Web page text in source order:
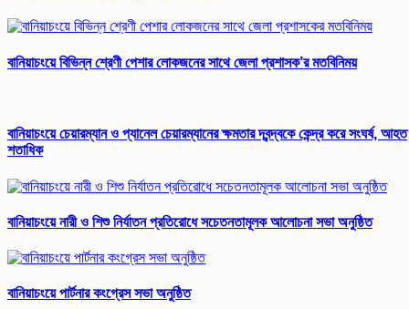
বানিয়াচংয়ে বিভিন্ন শ্রেণী পেশার লোকজনের সাথে জেলা প্রশাসক’র মতবিনিময়
বানিয়াচংয়ে চেয়ারম্যান ও প্যানেল চেয়ারম্যানের ক্ষমতার দ্বন্দ্বকে কেন্দ্র করে সংঘর্ষ, আহত
শতাধিক
বানিয়াচংয়ে নারী ও শিশু নির্যাতন প্রতিরোধে সচেতনতামূলক আলোচনা সভা অনুষ্ঠিত
বানিয়াচংয়ে পার্টনার কংগ্রেস সভা অনুষ্ঠিত